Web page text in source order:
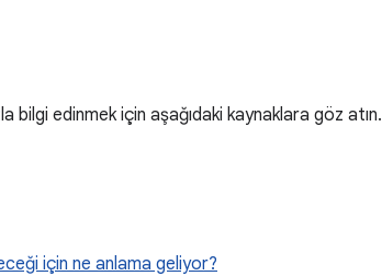
bilgi edinmek için aşağıdaki kaynaklara göz atın.
için ne anlama geliyor?